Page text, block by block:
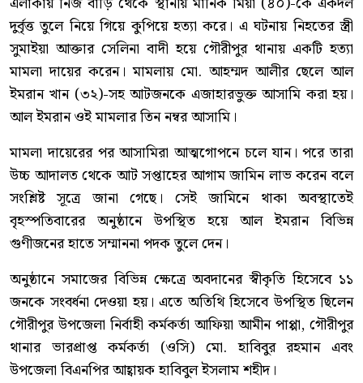
দুর্বৃত্ত তুলে নিয়ে গিয়ে কুপিয়ে হত্যা করে। এ ঘটনায় নিহতের স্ত্রী
সুমাইয়া আক্তার সেলিনা বাদী হয়ে গৌরীপুর থানায় একটি হত্যা
মামলা দায়ের করেন। মামলায় মো. আহম্মদ আলীর ছেলে আল
ইমরান খান (৩২)-সহ আটজনকে এজাহারভুক্ত আসামি করা হয়।
আল ইমরান ওই মামলার তিন নম্বর আসামি।
মামলা দায়েরের পর আসামিরা আত্মগোপনে চলে যান। পরে তারা
উচ্চ আদালত থেকে আট সপ্তাহের আগাম জামিন লাভ করেন বলে
সংশ্লিষ্ট সূত্রে জানা গেছে। সেই জামিনে থাকা অবস্থাতেই
বৃহস্পতিবারের অনুষ্ঠানে উপস্থিত হয়ে আল ইমরান বিভিন্ন
গুণীজনের হাতে সম্মাননা পদক তুলে দেন।
অনুষ্ঠানে সমাজের বিভিন্ন ক্ষেত্রে অবদানের স্বীকৃতি হিসেবে ১১
জনকে সংবর্ধনা দেওয়া হয়। এতে অতিথি হিসেবে উপস্থিত ছিলেন
গৌরীপুর উপজেলা নির্বাহী কর্মকর্তা আফিয়া আমীন পাপ্পা, গৌরীপুর
থানার ভারপ্রাপ্ত কর্মকর্তা (ওসি) মো. হাবিবুর রহমান এবং
উপজেলা বিএনপির আহ্বায়ক হাবিবুল ইসলাম শহীদ।